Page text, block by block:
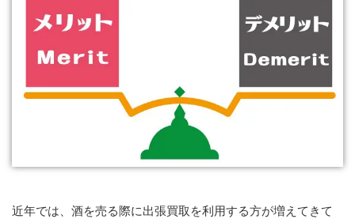
近年では、酒を売る際に出張買取を利用する方が増えてきて